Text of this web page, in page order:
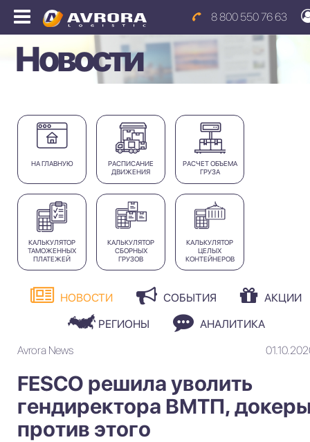
8 800 550 76 63
Новости
НА ГЛАВНУЮ
РАСПИСАНИЕ
ДВИЖЕНИЯ
РАСЧЕТ ОБЪЕМА
ГРУЗА
КАЛЬКУЛЯТОР
ТАМОЖЕННЫХ
ПЛАТЕЖЕЙ
КАЛЬКУЛЯТОР
СБОРНЫХ
ГРУЗОВ
КАЛЬКУЛЯТОР
ЦЕЛЫХ
КОНТЕЙНЕРОВ
НОВОСТИ СОБЫТИЯ
АКЦИИ
РЕГИОНЫ
АНАЛИТИКА
Avrora News
FESCO решила уволить
гендиректора ВМТП,
против этого